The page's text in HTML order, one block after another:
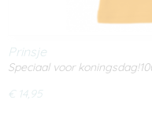
Prinsje
Speciaal voor
€ 14,95